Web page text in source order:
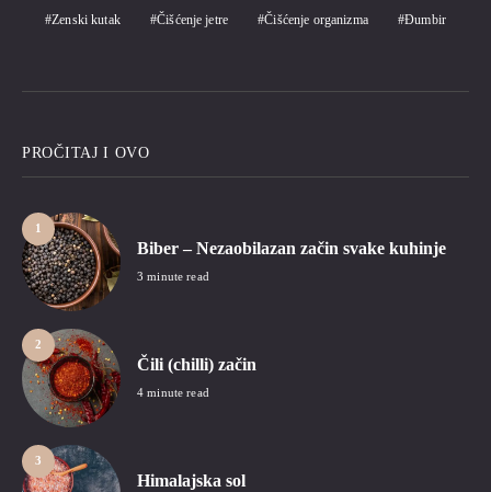
Zenski kutak
Čišćenje jetre Čišćenje organizma Đumbir
PROČITAJ I OVO
1
Biber – Nezaobilazan začin svake kuhinje
3 minute read
2
Čili (chilli) začin
4 minute read
3
Himalajska sol